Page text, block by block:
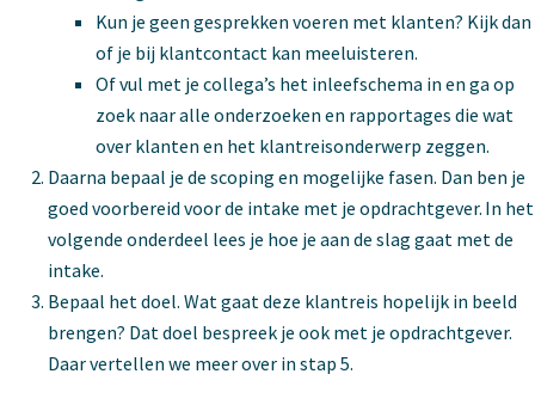
Kun je geen gesprekken voeren met klanten? Kijk dan
of je bij klantcontact kan meeluisteren.
Of vul met je collega’s het inleefschema in en ga op
zoek naar alle onderzoeken en rapportages die wat
over klanten en het klantreisonderwerp zeggen.
Daarna bepaal je de scoping en mogelijke fasen. Dan ben je
goed voorbereid voor de intake met je opdrachtgever. In het
volgende onderdeel lees je hoe je aan de slag gaat met de
intake.
Bepaal het doel. Wat gaat deze klantreis hopelijk in beeld
brengen? Dat doel bespreek je ook met je opdrachtgever.
Daar vertellen we meer over in stap 5.